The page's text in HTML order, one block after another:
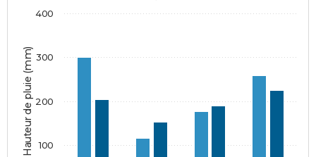
Hauteur de pluie (mm) 100
200
300
400